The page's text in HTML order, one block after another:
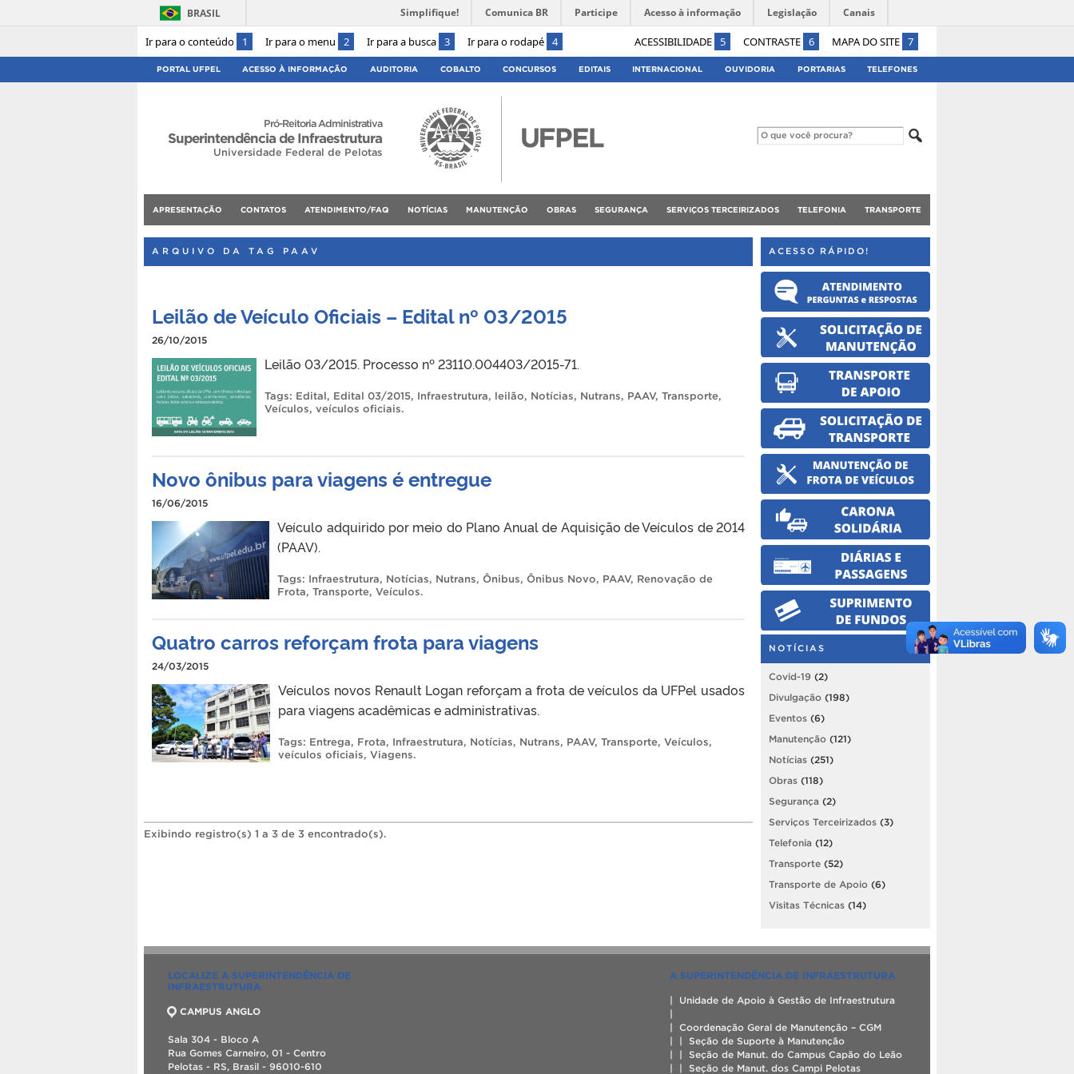
Ir para o conteúdo 1 Ir para o menu 2 Ir para a busca 3 Ir para o rodapé 4 ACESSIBILIDADE 5 CONTRASTE 6 MAPA DO SITE 7
BRASIL Simplifique! Comunica BR Participe Acesso à informação Legislação Canais
PORTAL UFPEL ACESSO À INFORMAÇÃO AUDITORIA COBALTO CONCURSOS EDITAIS INTERNACIONAL OUVIDORIA PORTARIAS TELEFONES
Pró-Reitoria Administrativa
Superintendência de Infraestrutura
Universidade Federal de Pelotas
APRESENTAÇÃO CONTATOS ATENDIMENTO/FAQ NOTÍCIAS MANUTENÇÃO OBRAS SEGURANÇA SERVIÇOS TERCEIRIZADOS TELEFONIA TRANSPORTE
ARQUIVO DA TAG PAAV
Leilão de Veículo Oficiais – Edital nº 03/2015
26/10/2015
Leilão 03/2015. Processo nº 23110.004403/2015-71.
Tags: Edital, Edital 03/2015, Infraestrutura, leilão, Notícias, Nutrans, PAAV, Transporte,
Veículos, veículos oficiais.
Novo ônibus para viagens é entregue
16/06/2015
Veículo adquirido por meio do Plano Anual de Aquisição de Veículos de 2014
(PAAV).
Tags: Infraestrutura, Notícias, Nutrans,Ônibus,Ônibus Novo, PAAV, Renovação de
Frota,Transporte,Veículos.
Quatro carros reforçam frota para viagens
24/03/2015
Veículos novos Renault Logan reforçam a frota de veículos da UFPel usados
para viagens acadêmicas e administrativas.
Tags: Entrega, Frota, Infraestrutura, Notícias, Nutrans, PAAV,Transporte,Veículos,
veículos oficiais,Viagens.
Exibindo registro(s) 1 a 3 de 3 encontrado(s).
ACESSO RÁPIDO!
NOTÍCIAS
Covid-19 (2)
Divulgação (198)
Eventos (6)
Manutenção (121)
Notícias (251)
Obras (118)
Segurança (2)
Serviços Terceirizados (3)
Telefonia (12)
Transporte (52)
Transporte de Apoio (6)
Visitas Técnicas (14)
LOCALIZE A SUPERINTENDÊNCIA DE
INFRAESTRUTURA
CAMPUS ANGLO
Sala 304 - Bloco A
Rua Gomes Carneiro, 01 - Centro
Pelotas - RS, Brasil - 96010-610
A SUPERINTENDÊNCIA DE INFRAESTRUTURA
| Unidade de Apoio à Gestão de Infraestrutura
|
| Coordenação Geral de Manutenção – CGM
| | Seção de Suporte à Manutenção
| | Seção de Manut. do Campus Capão do Leão
| | Seção de Manut. dos Campi Pelotas